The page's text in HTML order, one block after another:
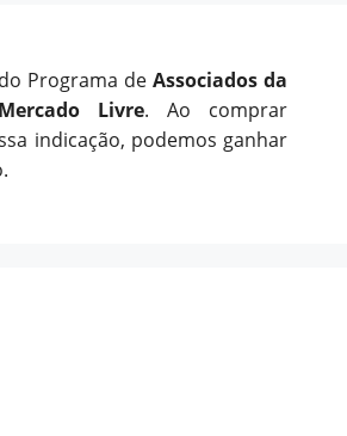
Programa de Associados da
Livre. Ao comprar
indicação, podemos ganhar